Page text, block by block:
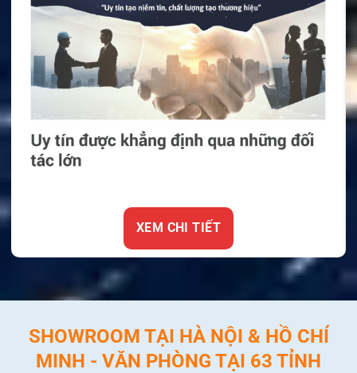
XEM CHI TIẾT
SHOWROOM TẠI HÀ NỘI & HỒ CHÍ
MINH - VĂN PHÒNG TẠI 63 TỈNH